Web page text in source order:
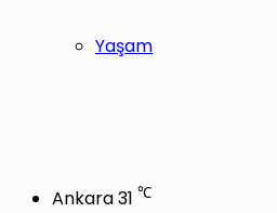
Yaşam
Ankara31 ℃